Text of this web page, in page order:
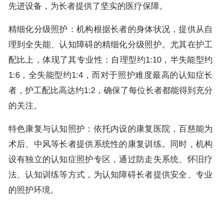
先进设备，为长者提供了坚实的医疗保障。
精细化分级照护：机构根据长者的身体状况，提供从自
理到全失能、认知障碍的精细化分级照护。尤其在护工
配比上，体现了其专业性：自理型约1:10，半失能型约
1:6，全失能型约1:4，而对于照护难度最高的认知症长
者，护工配比高达约1:2，确保了每位长者都能得到充分
的关注。
特色康复与认知照护：依托内设的康复医院，百慈能为
术后、中风等长者提供系统性的康复训练。同时，机构
设有独立的认知症照护专区，通过防走失系统、怀旧疗
法、认知训练等方式，为认知障碍长者提供安全、专业
的照护环境。